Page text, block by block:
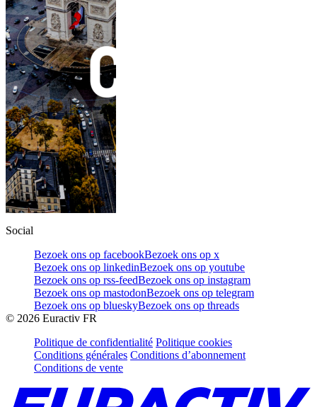
Social
Bezoek ons op facebookBezoek ons op x
Bezoek ons op linkedinBezoek ons op youtube
Bezoek ons op rss-feedBezoek ons op instagram
Bezoek ons op mastodonBezoek ons op telegram
Bezoek ons op blueskyBezoek ons op threads
© 2026 Euractiv FR
Politique de confidentialité Politique cookies
Conditions générales Conditions d’abonnement
Conditions de vente